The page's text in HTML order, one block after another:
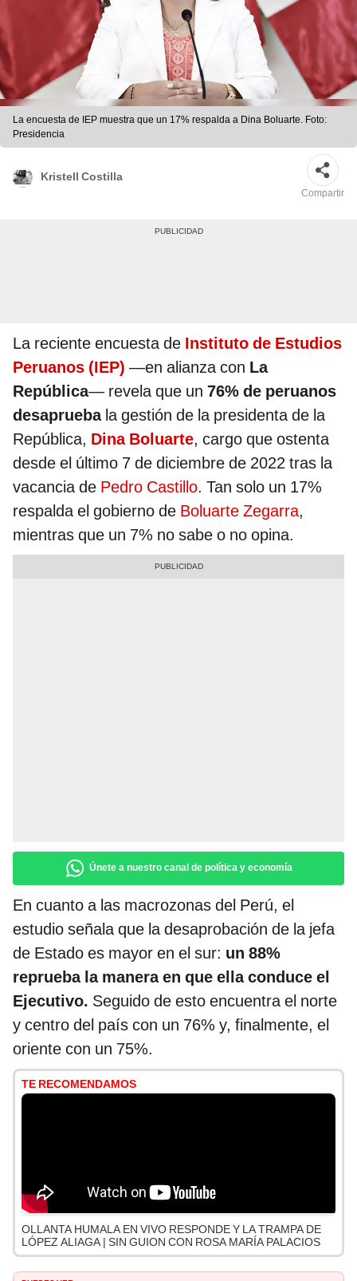
La encuesta de IEP muestra que un 17% respalda a Dina Boluarte. Foto:
Presidencia
Kristell Costilla
Compartir
La reciente encuesta de Instituto de Estudios
Peruanos (IEP) —en alianza con La
República— revela que un 76% de peruanos
desaprueba la gestión de la presidenta de la
República, Dina Boluarte, cargo que ostenta
desde el último 7 de diciembre de 2022 tras la
vacancia de Pedro Castillo. Tan solo un 17%
respalda el gobierno de Boluarte Zegarra,
mientras que un 7% no sabe o no opina.
Únete a nuestro canal de política y economía
En cuanto a las macrozonas del Perú, el
estudio señala que la desaprobación de la jefa
de Estado es mayor en el sur: un 88%
reprueba la manera en que ella conduce el
Ejecutivo. Seguido de esto encuentra el norte
y centro del país con un 76% y, finalmente, el
oriente con un 75%.
TE RECOMENDAMOS
OLLANTA HUMALA EN VIVO RESPONDE Y LA TRAMPA DE
LÓPEZ ALIAGA | SIN GUION CON ROSA MARÍA PALACIOS